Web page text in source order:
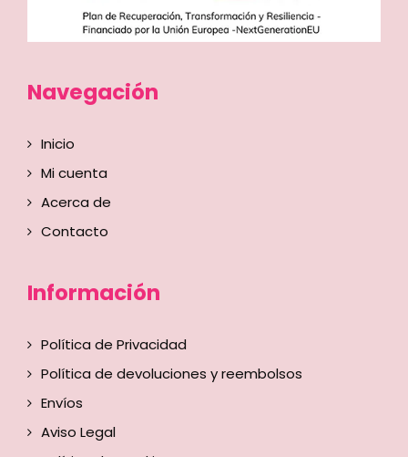
Navegación
Inicio
Mi cuenta
Acerca de
Contacto
Información
Política de Privacidad
Política de devoluciones y reembolsos
Envíos
Aviso Legal